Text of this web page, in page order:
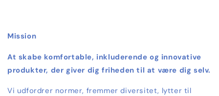
Mission
At skabe komfortable, inkluderende og innovative
produkter, der giver dig friheden til at være dig selv.
Vi udfordrer normer, fremmer diversitet, lytter til